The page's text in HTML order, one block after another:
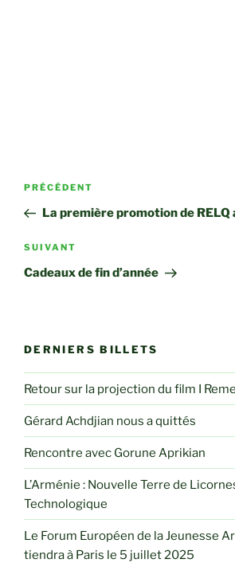
Navigation
l’article
Article
précédent
PRÉCÉDENT
La première promotion de RELQ
Article
suivant
SUIVANT
Cadeaux de fin d’année
DERNIERS BILLETS
Retour sur la projection du film I
Gérard Achdjian nous a quittés
Rencontre avec Gorune Aprikian
L’Arménie : Nouvelle Terre de
Technologique
Le Forum Européen de la Jeunesse
tiendra à Paris le 5 juillet 2025